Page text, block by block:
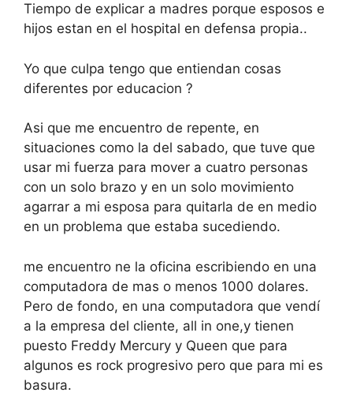
Tiempo de explicar a madres porque esposos e
hijos estan en el hospital en defensa propia..
Yo que culpa tengo que entiendan cosas
diferentes por educacion ?
Asi que me encuentro de repente, en
situaciones como la del sabado, que tuve que
usar mi fuerza para mover a cuatro personas
con un solo brazo y en un solo movimiento
agarrar a mi esposa para quitarla de en medio
en un problema que estaba sucediendo.
me encuentro ne la oficina escribiendo en una
computadora de mas o menos 1000 dolares.
Pero de fondo, en una computadora que vendí
a la empresa del cliente, all in one,y tienen
puesto Freddy Mercury y Queen que para
algunos es rock progresivo pero que para mi es
basura.